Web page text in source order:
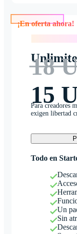
18
15
Para creadores
exigen libertad
Todo en
Un
Sin